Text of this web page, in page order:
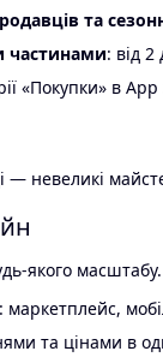
та
частинами: від
«Покупки» в
— невеликі
якого
та цінами в